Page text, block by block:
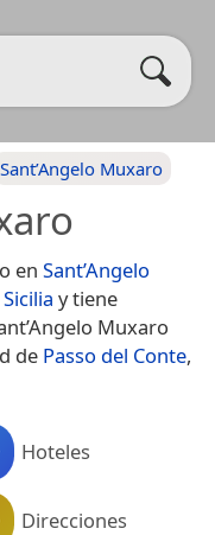
Sant’Angelo Muxaro
en Sant’Angelo
Sicilia y tiene
Muxaro
de Passo del Conte,
Hoteles
Direcciones